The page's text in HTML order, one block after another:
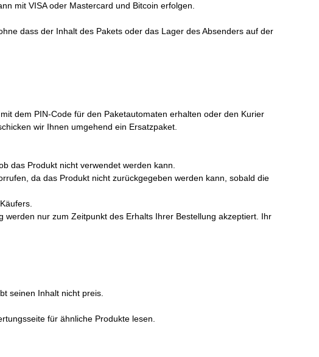
mit VISA oder Mastercard und Bitcoin erfolgen.
dass der Inhalt des Pakets oder das Lager des Absenders auf der
dem PIN-Code für den Paketautomaten erhalten oder den Kurier
wir Ihnen umgehend ein Ersatzpaket.
das Produkt nicht verwendet werden kann.
da das Produkt nicht zurückgegeben werden kann, sobald die
nur zum Zeitpunkt des Erhalts Ihrer Bestellung akzeptiert. Ihr
seinen Inhalt nicht preis.
für ähnliche Produkte lesen.